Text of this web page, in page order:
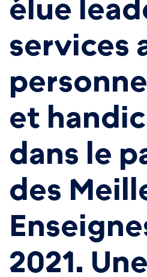
élue
services
et
dans le
des
2021. Une